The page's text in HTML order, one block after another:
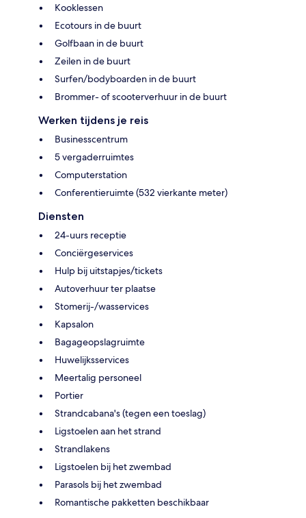
Kooklessen
Ecotours in de buurt
Golfbaan in de buurt
Zeilen in de buurt
Surfen/bodyboarden in de buurt
Brommer- of scooterverhuur in de buurt
Werken tijdens je reis
Businesscentrum
5 vergaderruimtes
Computerstation
Conferentieruimte (532 vierkante meter)
Diensten
24-uurs receptie
Conciërgeservices
Hulp bij uitstapjes/tickets
Autoverhuur ter plaatse
Stomerij-/wasservices
Kapsalon
Bagageopslagruimte
Huwelijksservices
Meertalig personeel
Portier
Strandcabana's (tegen een toeslag)
Ligstoelen aan het strand
Strandlakens
Ligstoelen bij het zwembad
Parasols bij het zwembad
Romantische pakketten beschikbaar